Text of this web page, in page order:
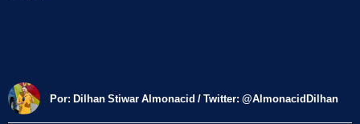
Por: Dilhan Stiwar Almonacid / Twitter: @AlmonacidDilhan